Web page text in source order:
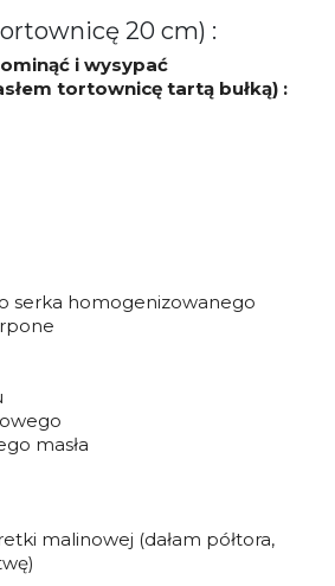
20 cm) :
i wysypać
tortownicę tartą bułką) :
serka homogenizowanego
masła
malinowej (dałam półtora,